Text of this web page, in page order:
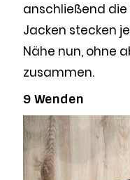
anschließend die
Jacken stecken
Nähe nun, ohne
zusammen.
9 Wenden